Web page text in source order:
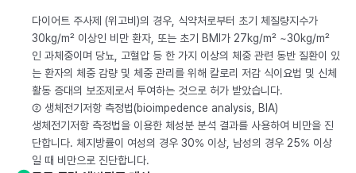
다이어트 주사제 (위고비)의 경우, 식약처로부터 초기 체질량지수가
30kg/m² 이상인 비만 환자, 또는 초기 BMI가 27kg/m² ~30kg/m²
인 과체중이며 당뇨, 고혈압 등 한 가지 이상의 체중 관련 동반 질환이 있
는 환자의 체중 감량 및 체중 관리를 위해 칼로리 저감 식이요법 및 신체
활동 증대의 보조제로서 투여하는 것으로 허가 받았습니다.
② 생체전기저항 측정법(bioimpedence analysis, BIA)
생체전기저항 측정법을 이용한 체성분 분석 결과를 사용하여 비만을 진
단합니다. 체지방률이 여성의 경우 30% 이상, 남성의 경우 25% 이상
일 때 비만으로 진단합니다.